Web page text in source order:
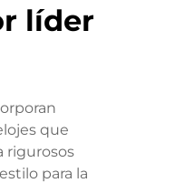
líder
que
rigurosos
para la